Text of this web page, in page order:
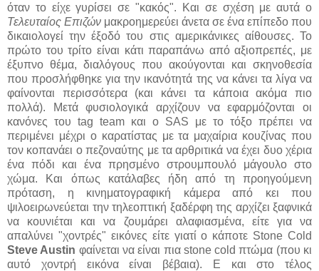
όταν το είχε γυρίσει σε "κακός". Και σε σχέση με αυτά ο
Τελευταίος Επιζών μακροημερεύει άνετα σε ένα επίπεδο που
δικαιολογεί την έξοδό του στις αμερικάνικες αίθουσες. Το
πρώτο του τρίτο είναι κάτι παραπάνω από αξιοπρεπές, με
έξυπνο θέμα, διαλόγους που ακούγονται και σκηνοθεσία
που προσλήφθηκε για την ικανότητά της να κάνει τα λίγα να
φαίνονται περισσότερα (και κάνει τα κάποια ακόμα πιο
πολλά). Μετά φυσιολογικά αρχίζουν να εφαρμόζονται οι
κανόνες του tag team και ο SAS με το τόξο πρέπει να
περιμένει μέχρι ο καρατίστας με τα μαχαίρια κουζίνας που
τον κοπανάει ο πεζοναύτης με τα αρθριτικά να έχει δυο χέρια
ένα πόδι και ένα πρησμένο στρουμπουλό μάγουλο στο
χώμα. Και όπως κατάλαβες ήδη από τη προηγούμενη
πρόταση, η κινηματογραφική κάμερα από κει που
ψιλοειρωνεύεται την τηλεοπτική ξαδέρφη της αρχίζει ξαφνικά
να κουνιέται και να ζουμάρει αλαφιασμένα, είτε για να
απαλύνει "χοντρές" εικόνες είτε γιατί ο κάποτε Stone Cold
Steve Austin φαίνεται να είναι πια stone cold πτώμα (που κι
αυτό χοντρή εικόνα είναι βέβαια). Ε και στο τέλος